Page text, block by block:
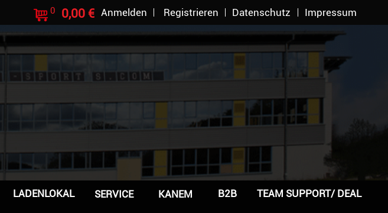
0 0,00 € Anmelden Registrieren Datenschutz Impressum
LADENLOKAL SERVICE KANEM B2B TEAM SUPPORT/ DEAL